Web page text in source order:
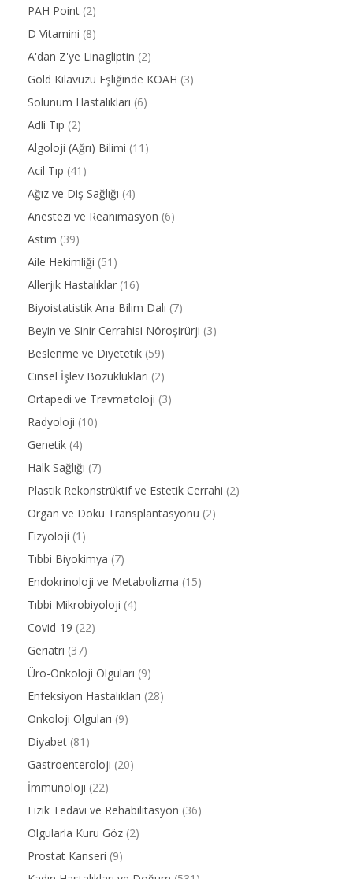
PAH Point (2)
D Vitamini (8)
A'dan Z'ye Linagliptin (2)
Gold Kılavuzu Eşliğinde KOAH (3)
Solunum Hastalıkları (6)
Adli Tıp (2)
Algoloji (Ağrı) Bilimi (11)
Acil Tıp (41)
Ağız ve Diş Sağlığı (4)
Anestezi ve Reanimasyon (6)
Astım (39)
Aile Hekimliği (51)
Allerjik Hastalıklar (16)
Biyoistatistik Ana Bilim Dalı (7)
Beyin ve Sinir Cerrahisi Nöroşirürji (3)
Beslenme ve Diyetetik (59)
Cinsel İşlev Bozuklukları (2)
Ortapedi ve Travmatoloji (3)
Radyoloji (10)
Genetik (4)
Halk Sağlığı (7)
Plastik Rekonstrüktif ve Estetik Cerrahi (2)
Organ ve Doku Transplantasyonu (2)
Fizyoloji (1)
Tıbbi Biyokimya (7)
Endokrinoloji ve Metabolizma (15)
Tıbbi Mikrobiyoloji (4)
Covid-19 (22)
Geriatri (37)
Üro-Onkoloji Olguları (9)
Enfeksiyon Hastalıkları (28)
Onkoloji Olguları (9)
Diyabet (81)
Gastroenteroloji (20)
İmmünoloji (22)
Fizik Tedavi ve Rehabilitasyon (36)
Olgularla Kuru Göz (2)
Prostat Kanseri (9)